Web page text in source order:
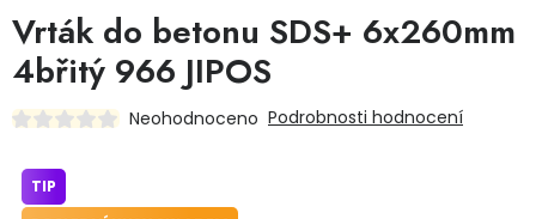
Stavba a dům
Vrták do betonu SDS+ 6x260mm
4břitý 966 JIPOS
Neohodnoceno Podrobnosti hodnocení
TIP